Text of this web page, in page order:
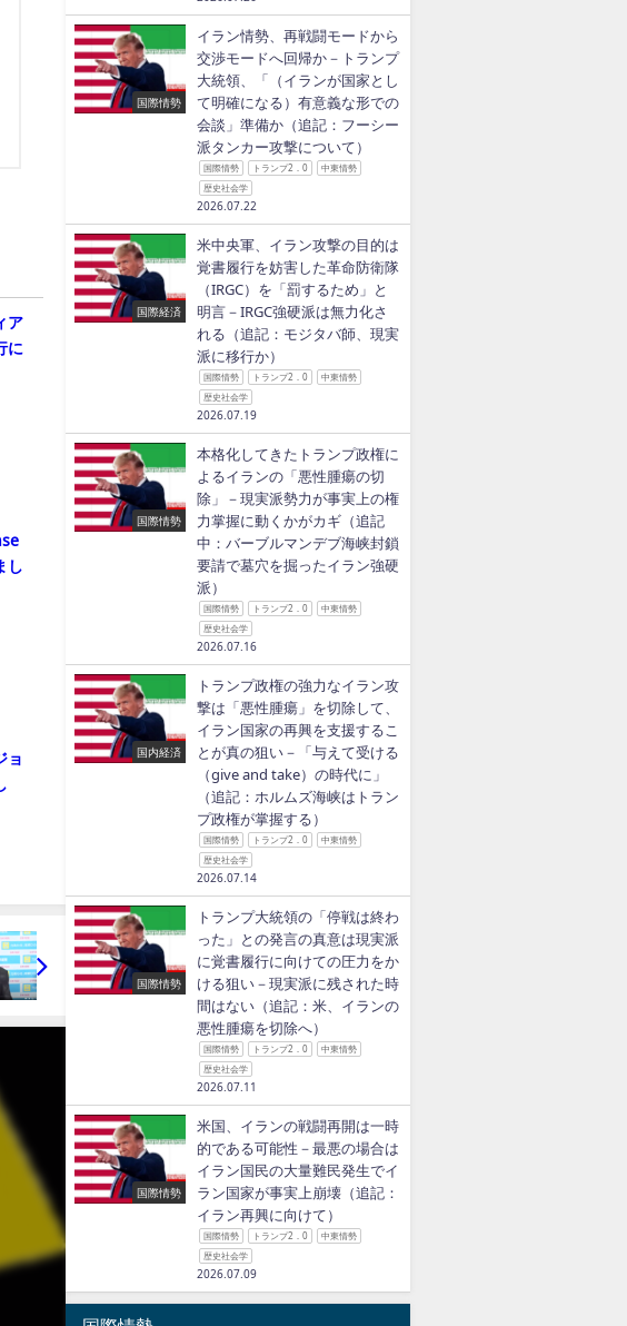
ア
に
し
ョ
国際情勢
イラン情勢、再戦闘モードから
交渉モードへ回帰か－トランプ
大統領、「（イランが国家とし
て明確になる）有意義な形での
会談」準備か（追記：フーシー
派タンカー攻撃について）
国際情勢 トランプ2．0
中東情勢
歴史社会学
2026.07.22
国際経済
米中央軍、イラン攻撃の目的は
覚書履行を妨害した革命防衛隊
（IRGC）を「罰するため」と
明言－IRGC強硬派は無力化さ
れる（追記：モジタバ師、現実
派に移行か）
国際情勢 トランプ2．0
中東情勢
歴史社会学
2026.07.19
国際情勢
本格化してきたトランプ政権に
よるイランの「悪性腫瘍の切
除」－現実派勢力が事実上の権
力掌握に動くかがカギ（追記
中：バーブルマンデブ海峡封鎖
要請で墓穴を掘ったイラン強硬
派）
国際情勢 トランプ2．0
中東情勢
歴史社会学
2026.07.16
国内経済
トランプ政権の強力なイラン攻
撃は「悪性腫瘍」を切除して、
イラン国家の再興を支援するこ
とが真の狙い－「与えて受ける
（give and take）の時代に」
（追記：ホルムズ海峡はトラン
プ政権が掌握する）
国際情勢 トランプ2．0
中東情勢
歴史社会学
2026.07.14
国際情勢
トランプ大統領の「停戦は終わ
った」との発言の真意は現実派
に覚書履行に向けての圧力をか
ける狙い－現実派に残された時
間はない（追記：米、イランの
悪性腫瘍を切除へ）
国際情勢 トランプ2．0
中東情勢
歴史社会学
2026.07.11
国際情勢
米国、イランの戦闘再開は一時
的である可能性－最悪の場合は
イラン国民の大量難民発生でイ
ラン国家が事実上崩壊（追記：
イラン再興に向けて）
国際情勢 トランプ2．0
中東情勢
歴史社会学
2026.07.09